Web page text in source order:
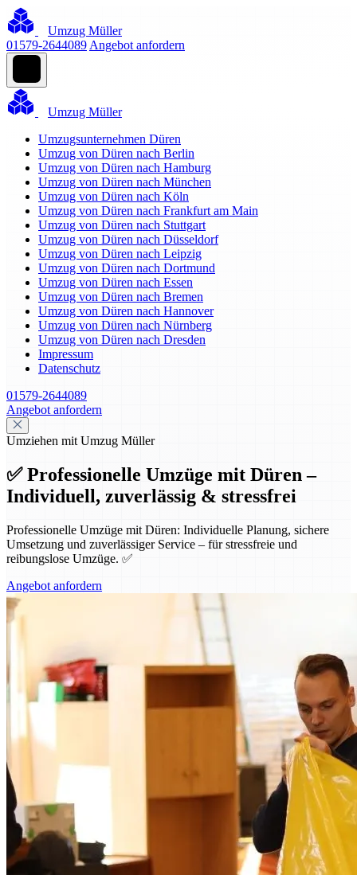
Umzug Müller
01579-2644089 Angebot anfordern
Umzug Müller
Umzugsunternehmen Düren
Umzug von Düren nach Berlin
Umzug von Düren nach Hamburg
Umzug von Düren nach München
Umzug von Düren nach Köln
Umzug von Düren nach Frankfurt am Main
Umzug von Düren nach Stuttgart
Umzug von Düren nach Düsseldorf
Umzug von Düren nach Leipzig
Umzug von Düren nach Dortmund
Umzug von Düren nach Essen
Umzug von Düren nach Bremen
Umzug von Düren nach Hannover
Umzug von Düren nach Nürnberg
Umzug von Düren nach Dresden
Impressum
Datenschutz
01579-2644089
Angebot anfordern
Umziehen mit Umzug Müller
✅ Professionelle Umzüge mit Düren –
Individuell, zuverlässig & stressfrei
Professionelle Umzüge mit Düren: Individuelle Planung, sichere
Umsetzung und zuverlässiger Service – für stressfreie und
reibungslose Umzüge. ✅
Angebot anfordern